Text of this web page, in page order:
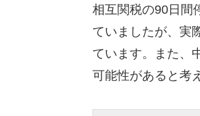
相互関税の90日間
ていましたが、実
ています。また、
可能性があると考